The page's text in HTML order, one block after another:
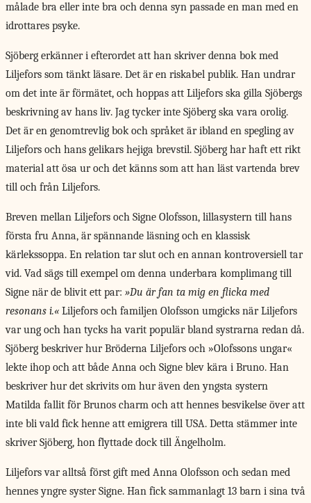
målade bra eller inte bra och denna syn passade en man med en
idrottares psyke.
Sjöberg erkänner i efterordet att han skriver denna bok med
Liljefors som tänkt läsare. Det är en riskabel publik. Han undrar
om det inte är förmätet, och hoppas att Liljefors ska gilla Sjöbergs
beskrivning av hans liv. Jag tycker inte Sjöberg ska vara orolig.
Det är en genomtrevlig bok och språket är ibland en spegling av
Liljefors och hans gelikars hejiga brevstil. Sjöberg har haft ett rikt
material att ösa ur och det känns som att han läst vartenda brev
till och från Liljefors.
Breven mellan Liljefors och Signe Olofsson, lillasystern till hans
första fru Anna, är spännande läsning och en klassisk
kärlekssoppa. En relation tar slut och en annan kontroversiell tar
vid. Vad sägs till exempel om denna underbara komplimang till
Signe när de blivit ett par: »Du är fan ta mig en flicka med
resonans i.« Liljefors och familjen Olofsson umgicks när Liljefors
var ung och han tycks ha varit populär bland systrarna redan då.
Sjöberg beskriver hur Bröderna Liljefors och »Olofssons ungar«
lekte ihop och att både Anna och Signe blev kära i Bruno. Han
beskriver hur det skrivits om hur även den yngsta systern
Matilda fallit för Brunos charm och att hennes besvikelse över att
inte bli vald fick henne att emigrera till USA. Detta stämmer inte
skriver Sjöberg, hon flyttade dock till Ängelholm.
Liljefors var alltså först gift med Anna Olofsson och sedan med
hennes yngre syster Signe. Han fick sammanlagt 13 barn i sina två